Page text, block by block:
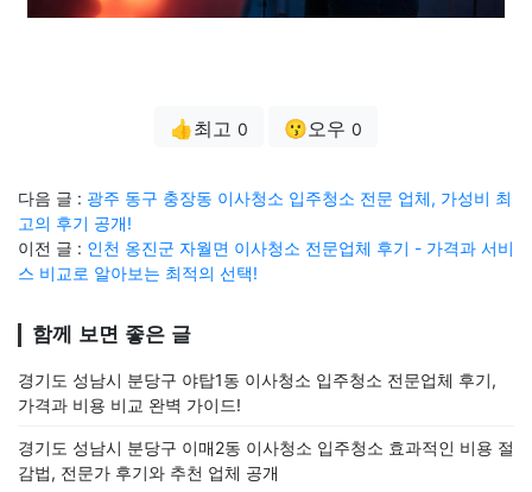
👍최고 0 😗오우 0
다음 글 : 광주 동구 충장동 이사청소 입주청소 전문 업체, 가성비 최
고의 후기 공개!
이전 글 : 인천 옹진군 자월면 이사청소 전문업체 후기 - 가격과 서비
스 비교로 알아보는 최적의 선택!
함께 보면 좋은 글
경기도 성남시 분당구 야탑1동 이사청소 입주청소 전문업체 후기,
가격과 비용 비교 완벽 가이드!
경기도 성남시 분당구 이매2동 이사청소 입주청소 효과적인 비용 절
감법, 전문가 후기와 추천 업체 공개